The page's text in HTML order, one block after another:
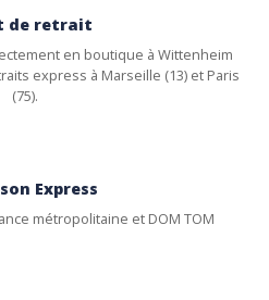
de retrait
en boutique à Wittenheim
express à Marseille (13) et Paris
(75).
Express
métropolitaine et DOM TOM